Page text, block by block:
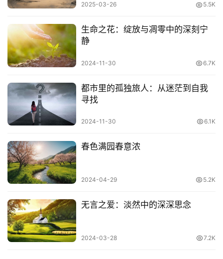
2025-03-26 5.5K
生命之花：绽放与凋零中的深刻宁
静
2024-11-30 6.7K
都市里的孤独旅人：从迷茫到自我
寻找
2024-11-30 6.1K
春色满园春意浓
2024-04-29 5.2K
无言之爱：淡然中的深深思念
2024-03-28 7.2K